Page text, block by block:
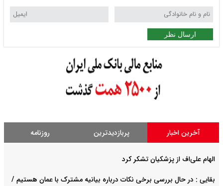
ارسال نظر
آخرین اخبار پربازدیدترین روزنامه
الهام علی‌اف از پزشکیان تشکر کرد
بقایی : در حال بررسی برخی نکات درباره بیانیه مشترک با عمان هستیم /